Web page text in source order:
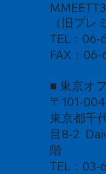
（旧プレ
TEL：06-
FAX：06-
■ 東京オ
〒101-
東京都千
目8-2
階
TEL：03-